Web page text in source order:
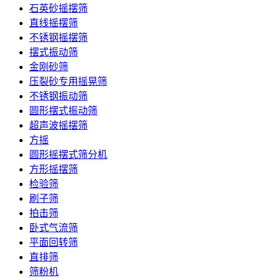
石英砂摇摆筛
直线摇摆筛
不锈钢摇摆筛
摆式振动筛
金刚砂筛
压裂砂专用摇晃筛
不锈钢振动筛
圆形摆式振动筛
超声波摇摆筛
方摇
圆形摇摆式筛分机
方形摇摆筛
检验筛
刷子筛
拍击筛
卧式气流筛
平面回转筛
直排筛
筛粉机